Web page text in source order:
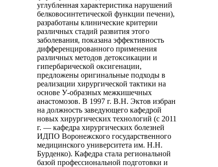
углубленная характеристика нарушений
белковосинтетической функции печени),
разработаны клинические критерии
различных стадий развития этого
заболевания, показана эффективность
дифференцированного применения
различных методов детоксикации и
гипербарической оксигенации,
предложены оригинальные подходы в
реализации хирургической тактики на
основе У-образных межкишечных
анастомозов. В 1997 г. В.Н. Эктов избран
на должность заведующего кафедрой
новых хирургических технологий (с 2011
г. — кафедра хирургических болезней
ИДПО Воронежского государственного
медицинского университета им. Н.Н.
Бурденко). Кафедра стала региональной
базой профессиональной подготовки и